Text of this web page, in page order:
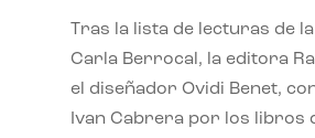
Tras la lista de lecturas de
Carla Berrocal, la editora
el diseñador Ovidi Benet,
Ivan Cabrera por los libros